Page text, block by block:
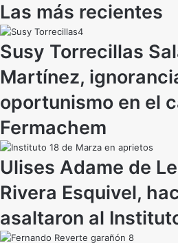
Las más recientes
Susy Torrecillas
Martínez,
oportunismo en el
Fermachem
Ulises Adame de
Rivera Esquivel,
asaltaron al